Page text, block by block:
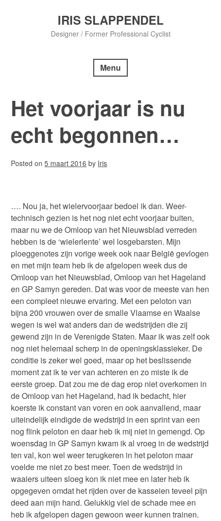
IRIS SLAPPENDEL
Designer / Former Professional Cyclist
Menu
Het voorjaar is nu
echt begonnen…
Posted on5 maart 2016 by Iris
…. Nou ja, het wielervoorjaar bedoel ik dan. Weer-
technisch gezien is het nog niet echt voorjaar buiten,
maar nu we de Omloop van het Nieuwsblad verreden
hebben is de ‘wielerlente’ wel losgebarsten. Mijn
ploeggenotes zijn vorige week ook naar België gevlogen
en met mijn team heb ik de afgelopen week dus de
Omloop van het Nieuwsblad, Omloop van het Hageland
en GP Samyn gereden. Dat was voor de meeste van hen
een compleet nieuwe ervaring. Met een peloton van
bijna 200 vrouwen over de smalle Vlaamse en Waalse
wegen is wel wat anders dan de wedstrijden die zij
gewend zijn in de Verenigde Staten. Maar ik was zelf ook
nog niet helemaal scherp in de openingsklassieker. De
conditie is zeker wel goed, maar op het beslissende
moment zat ik te ver van achteren en zo miste ik de
eerste groep. Dat zou me de dag erop niet overkomen in
de Omloop van het Hageland, had ik bedacht, hier
koerste ik constant van voren en ook aanvallend, maar
uiteindelijk eindigde de wedstrijd in een sprint van een
nog flink peloton en daar heb ik mij niet in gemengd. Op
woensdag in GP Samyn kwam ik al vroeg in de wedstrijd
ten val, kon wel weer terugkeren in het peloton maar
voelde me niet zo best meer. Toen de wedstrijd in
waaiers uiteen sloeg kon ik niet mee en later heb ik
opgegeven omdat het rijden over de kasseien teveel pijn
deed aan mijn hand. Gelukkig viel de schade mee en
heb ik afgelopen dagen gewoon weer kunnen trainen.